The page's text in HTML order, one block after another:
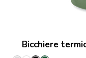
Bicchiere